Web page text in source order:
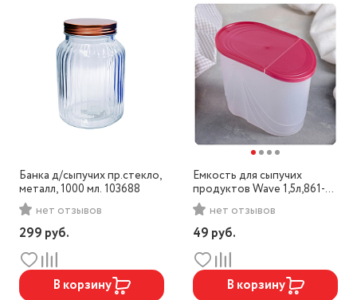
Банка д/сыпучих пр.стекло,
металл, 1000 мл. 103688
нет отзывов
299 руб.
В корзину
Емкость для сыпучих
продуктов Wave 1,5л,861-
370 нет отзывов
49 руб.
В корзину